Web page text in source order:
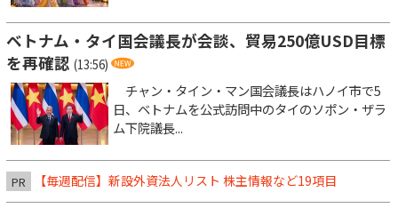
ベトナム・タイ国会議長が会談、貿易250億USD目標
を再確認 (13:56)
チャン・タイン・マン国会議長はハノイ市で5
日、ベトナムを公式訪問中のタイのソポン・ザラ
ム下院議長...
PR 【毎週配信】新設外資法人リスト 株主情報など19項目